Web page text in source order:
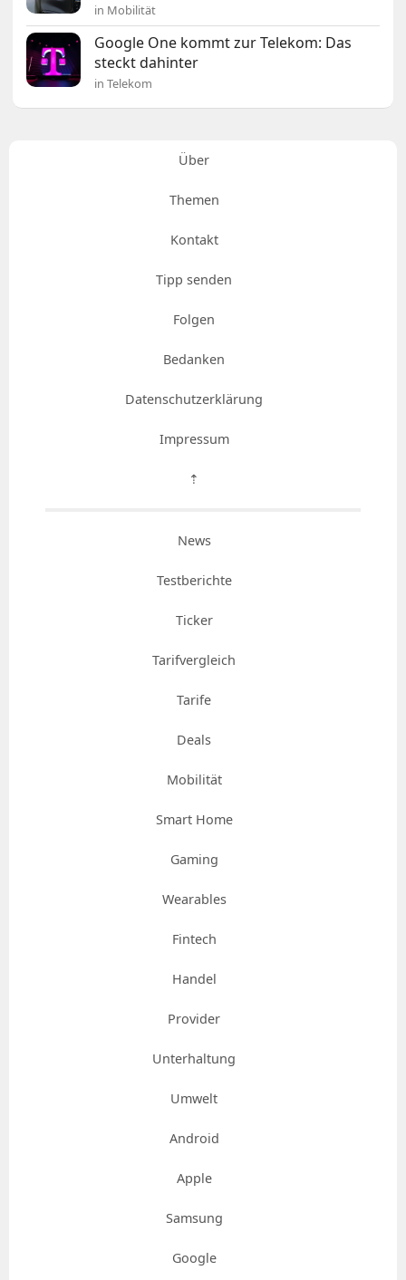
in Mobilität
Google One kommt zur Telekom: Das
steckt dahinter
in Telekom
Über
Themen
Kontakt
Tipp senden
Folgen
Bedanken
Datenschutzerklärung
Impressum
⇡
News
Testberichte
Ticker
Tarifvergleich
Tarife
Deals
Mobilität
Smart Home
Gaming
Wearables
Fintech
Handel
Provider
Unterhaltung
Umwelt
Android
Apple
Samsung
Google